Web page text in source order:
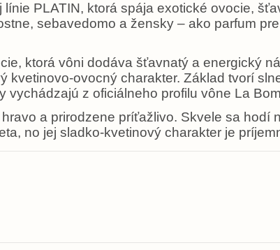
PLATIN, ktorá spája exotické ovocie,
sebavedomo a žensky – ako parfum
ktorá vôni dodáva šťavnatý a energický
ovocný charakter. Základ tvorí
z oficiálneho profilu vône La
a prirodzene príťažlivo. Skvele sa hodí
no jej sladko-kvetinový charakter je